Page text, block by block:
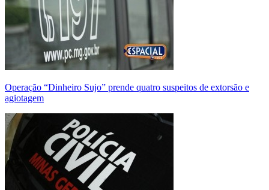
Operação “Dinheiro Sujo” prende quatro suspeitos de extorsão e
agiotagem